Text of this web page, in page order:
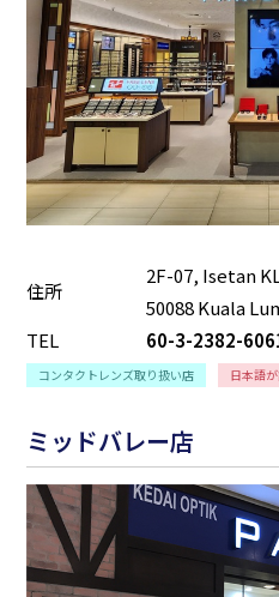
住所
2F-07, Isetan
50088 Kuala
TEL
60-3-2382-
コンタクトレンズ取り扱い店 日本語
ミッドバレー店